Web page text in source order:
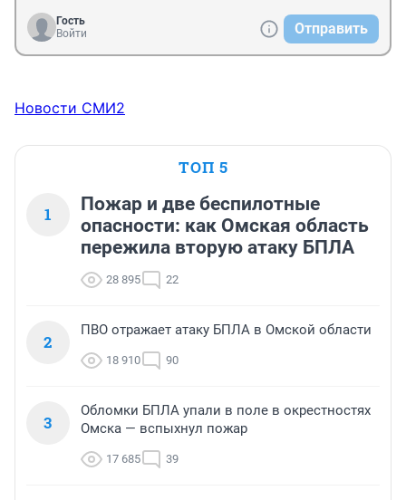
Гость
Войти
Отправить
Новости СМИ2
ТОП 5
1
Пожар и две беспилотные
опасности: как Омская область
пережила вторую атаку БПЛА
28 895 22
2
ПВО отражает атаку БПЛА в Омской области
18 910 90
3
Обломки БПЛА упали в поле в окрестностях
Омска — вспыхнул пожар
17 685 39